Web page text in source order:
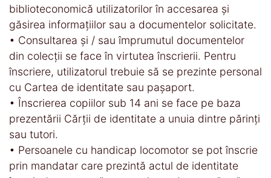
biblioteconomică utilizatorilor în accesarea şi
găsirea informaţiilor sau a documentelor solicitate.
• Consultarea şi / sau împrumutul documentelor
din colecţii se face în virtutea înscrierii. Pentru
înscriere, utilizatorul trebuie să se prezinte personal
cu Cartea de identitate sau pașaport.
• Înscrierea copiilor sub 14 ani se face pe baza
prezentării Cărţii de identitate a unuia dintre părinţi
sau tutori.
• Persoanele cu handicap locomotor se pot înscrie
prin mandatar care prezintă actul de identitate